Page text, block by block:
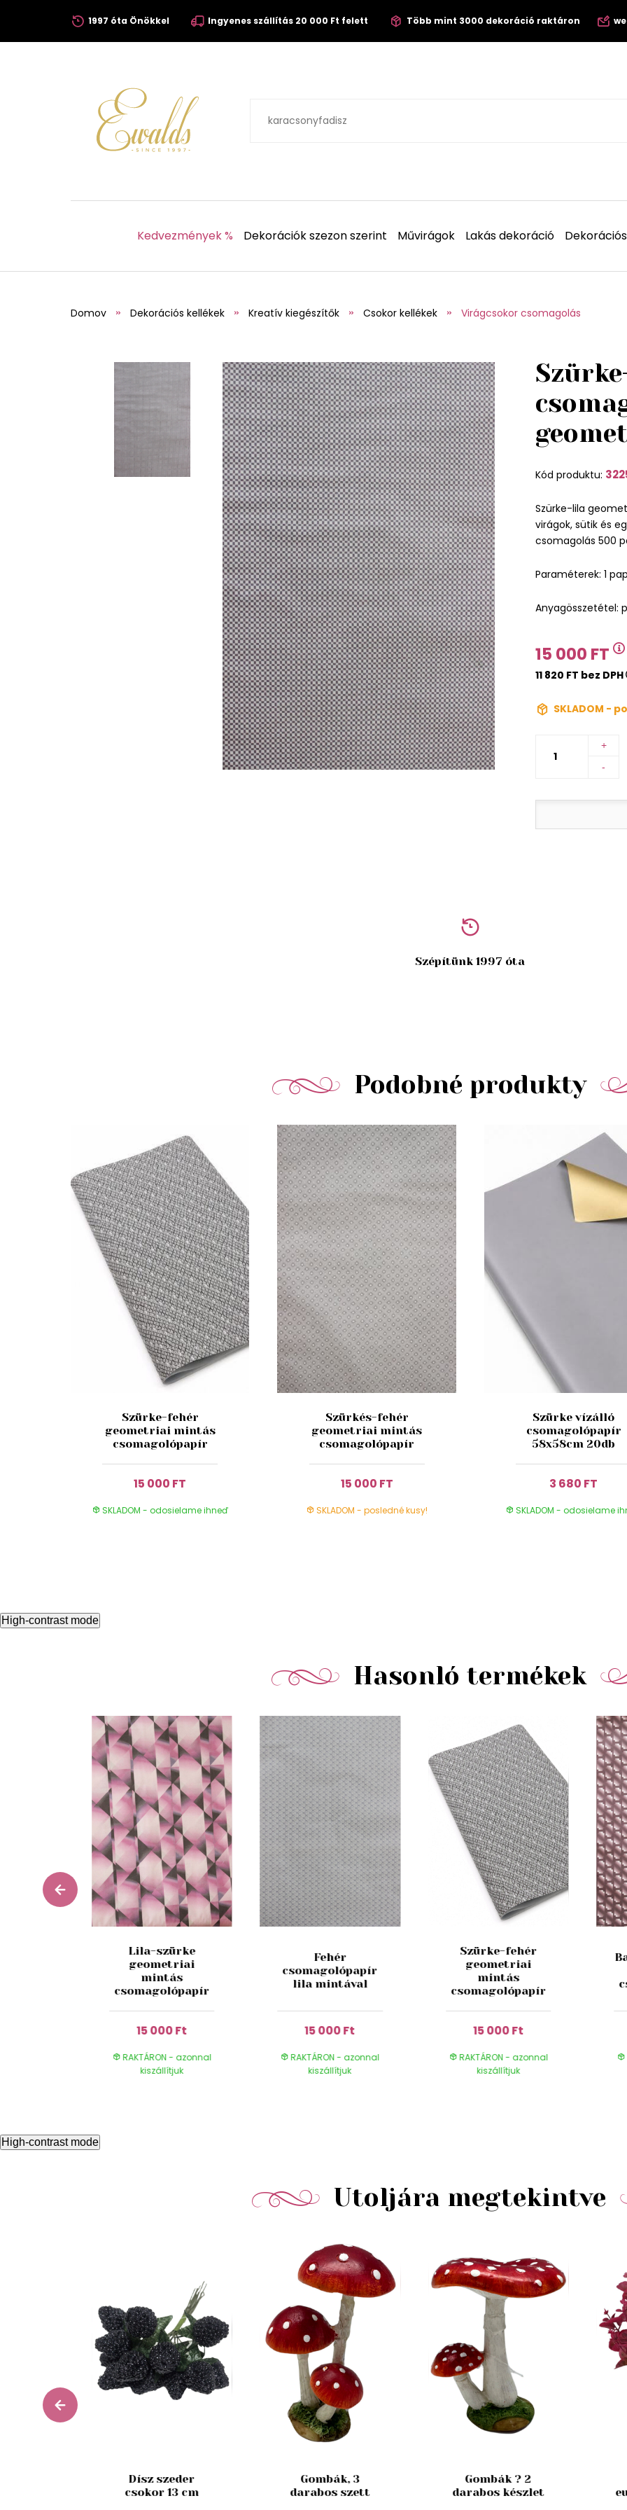
1997 óta Önökkel Ingyenes szállítás 20 000 Ft felett Több mint 3000 dekoráció raktáron
Kedvezmények % Dekorációk szezon szerint Művirágok Lakás dekoráció
Domov Dekorációs kellékek Kreatív kiegészítők Csokor kellékek Virágcsokor csomagolás
Kód produktu:
Szürke-lila
virágok, sütik és
csomagolás 500
Paraméterek: 1
Anyagösszetétel:
15 000 FT
11 820 FT bez DPH
SKLADOM -
+
-
Szépítünk 1997 óta
Podobné produkty
Szürke-fehér
geometriai mintás
csomagolópapír
15 000 FT
SKLADOM - odosielame ihneď
Szürkés-fehér
geometriai mintás
csomagolópapír
15 000 FT
SKLADOM - posledné kusy!
Szürke vízálló
csomagolópapír
58x58cm 20db
3 680 FT
SKLADOM - odosielame
High-contrast mode
Hasonló termékek
Lila-szürke
geometriai
mintás
csomagolópapír
15 000 Ft
RAKTÁRON - azonnal
kiszállítjuk
Fehér
csomagolópapír
lila mintával
15 000 Ft
RAKTÁRON - azonnal
kiszállítjuk
Szürke-fehér
geometriai
mintás
csomagolópapír
15 000 Ft
RAKTÁRON - azonnal
kiszállítjuk
High-contrast mode
Utoljára megtekintve
Dísz szeder
csokor 13 cm
Gombák, 3
darabos szett
Gombák ? 2
darabos készlet